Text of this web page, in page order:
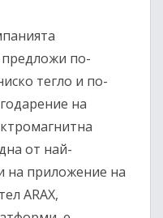
предложи по-
тегло и по-
на
от най-
на приложение на
ARAX,